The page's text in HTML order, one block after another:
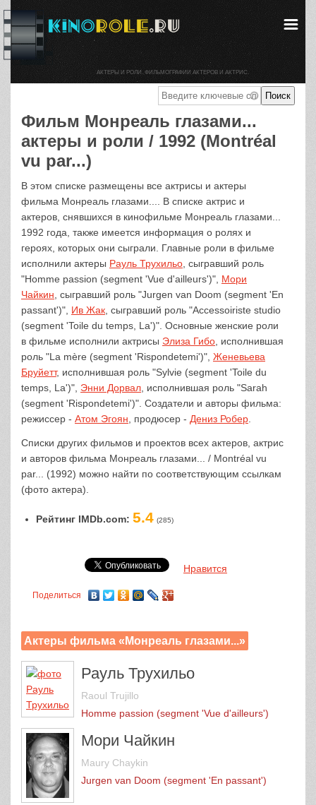
Фильм Монреаль глазами...
актеры и роли / 1992 (Montréal
vu par...)
В этом списке размещены все актрисы и актеры
фильма Монреаль глазами.... В списке актрис и
актеров, снявшихся в кинофильме Монреаль глазами...
1992 года, также имеется информация о ролях и
героях, которых они сыграли. Главные роли в фильме
исполнили актеры Рауль Трухильо , сыгравший роль
"Homme passion (segment 'Vue d'ailleurs')", Мори
Чайкин , сыгравший роль "Jurgen van Doom (segment 'En
passant')", Ив Жак , сыгравший роль "Accessoiriste studio
(segment 'Toile du temps, La')". Основные женские роли
в фильме исполнили актрисы Элиза Гибо , исполнившая
роль "La mère (segment 'Rispondetemi')", Женевьева
Бруйетт, исполнившая роль "Sylvie (segment 'Toile du
temps, La')", Энни Дорвал , исполнившая роль "Sarah
(segment 'Rispondetemi')". Создатели и авторы фильма:
режиссер - Атом Эгоян , продюсер - Дениз Робер
Списки других фильмов и проектов всех актеров, актрис
и авторов фильма Монреаль глазами... / Montréal vu
par... (1992) можно найти по соответствующим ссылкам
(фото актера).
Рейтинг IMDb.com: 5.4 (285)
Нравится
Поделиться
Актеры фильма «Монреаль глазами...»
Рауль Трухильо
Raoul Trujillo
Homme passion (segment 'Vue d'ailleurs')
Мори Чайкин
Maury Chaykin
Jurgen van Doom (segment 'En passant')
АКТЕРЫ И РОЛИ. ФИЛЬМОГРАФИИ АКТЕРОВ И АКТРИС.